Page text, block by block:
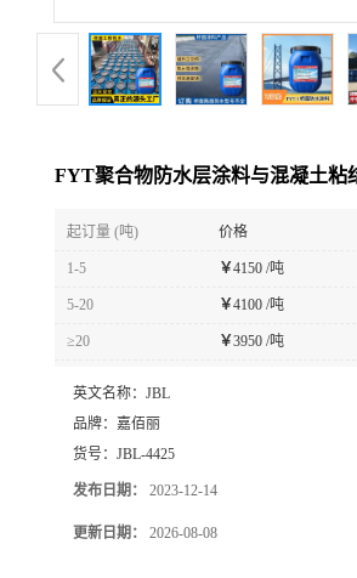
FYT聚合物防水层涂料与混凝土粘
起订量 (吨) 价格
1-5 ￥4150 /吨
5-20 ￥4100 /吨
≥20 ￥3950 /吨
英文名称： JBL
品牌： 嘉佰丽
货号： JBL-4425
发布日期： 2023-12-14
更新日期： 2026-08-08